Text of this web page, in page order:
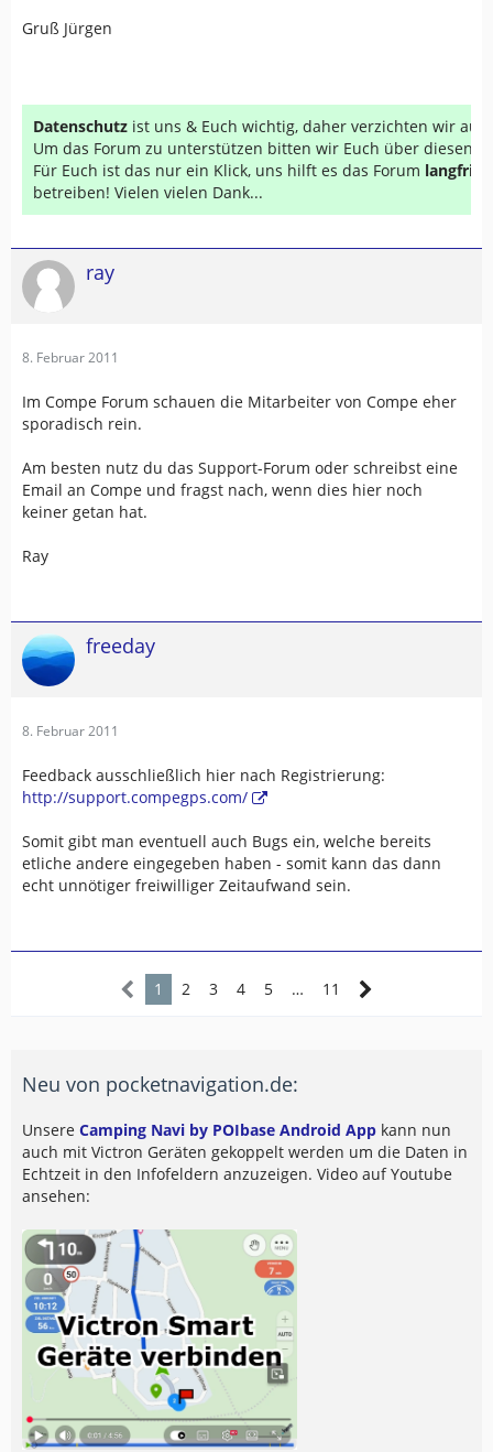
Gruß Jürgen
Datenschutz ist uns & Euch wichtig, daher verzichten wir auf
Um das Forum zu unterstützen bitten wir Euch über diesen
Für Euch ist das nur ein Klick, uns hilft es das Forum
betreiben! Vielen vielen Dank...
ray
8. Februar 2011
Im Compe Forum schauen die Mitarbeiter von Compe eher
sporadisch rein.
Am besten nutz du das Support-Forum oder schreibst eine
Email an Compe und fragst nach, wenn dies hier noch
keiner getan hat.
Ray
freeday
8. Februar 2011
Feedback ausschließlich hier nach Registrierung:
http://support.compegps.com/
Somit gibt man eventuell auch Bugs ein, welche bereits
etliche andere eingegeben haben - somit kann das dann
echt unnötiger freiwilliger Zeitaufwand sein.
1 2 3 4 5 … 11
Neu von pocketnavigation.de:
Unsere Camping Navi by POIbase Android App kann nun
auch mit Victron Geräten gekoppelt werden um die Daten in
Echtzeit in den Infofeldern anzuzeigen. Video auf Youtube
ansehen: